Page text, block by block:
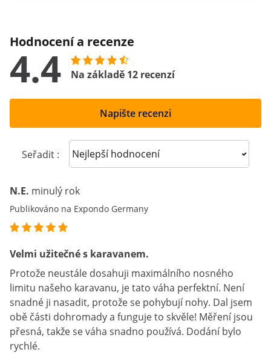
Hodnocení a recenze
4.4 Na základě 12 recenzí
Napište recenzi
Seřadit : Sort reviews
N.E. minulý rok
Publikováno na Expondo Germany
Velmi užitečné s karavanem.
Protože neustále dosahuji maximálního nosného
limitu našeho karavanu, je tato váha perfektní. Není
snadné ji nasadit, protože se pohybují nohy. Dal jsem
obě části dohromady a funguje to skvěle! Měření jsou
přesná, takže se váha snadno používá. Dodání bylo
rychlé.